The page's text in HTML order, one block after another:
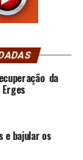
da
e bajular os